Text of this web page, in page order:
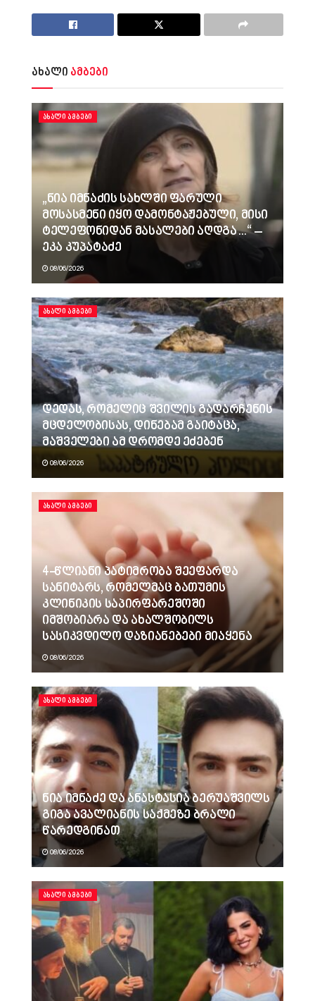
ახალი ამბები
ᲐᲮᲐᲚᲘ ᲐᲛᲑᲔᲑᲘ
„ნია იმნაძის სახლში ფარული
მოსასმენი იყო დამონტაჟებული, მისი
ტელეფონიდან მასალები აღდგა…“ –
ეკა კუპატაძე
08/06/2026
ᲐᲮᲐᲚᲘ ᲐᲛᲑᲔᲑᲘ
დედას, რომელიც შვილის გადარჩენის
მცდელობისას, დინებამ გაიტაცა,
მაშველები ამ დრომდე ეძებენ
08/06/2026
ᲐᲮᲐᲚᲘ ᲐᲛᲑᲔᲑᲘ
4-წლიანი პატიმრობა შეეფარდა
სანიტარს, რომელმაც ბათუმის
კლინიკის საპირფარეშოში
იმშობიარა და ახალშობილს
სასიკვდილო დაზიანებები მიაყენა
08/06/2026
ᲐᲮᲐᲚᲘ ᲐᲛᲑᲔᲑᲘ
ნია იმნაძე და ანასტასია ბერუაშვილს
გიგა ავალიანის საქმეზე ბრალი
წარედგინათ
08/06/2026
ᲐᲮᲐᲚᲘ ᲐᲛᲑᲔᲑᲘ